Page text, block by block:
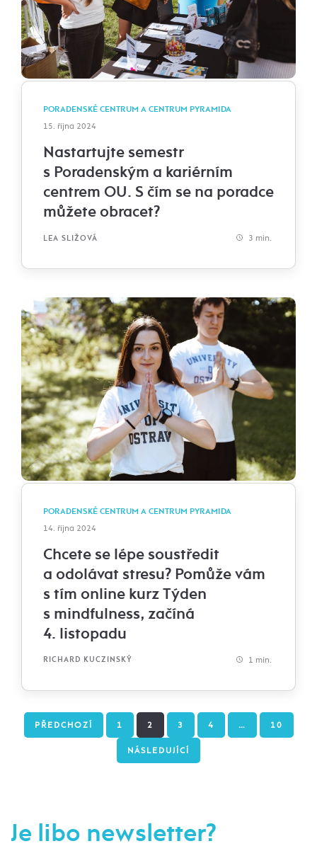
PORADENSKÉ CENTRUM A CENTRUM PYRAMIDA
15. října 2024
Nastartujte semestr
s Poradenským a kariérním
centrem OU. S čím se na poradce
můžete obracet?
LEA SLIŽOVÁ 3 min.
PORADENSKÉ CENTRUM A CENTRUM PYRAMIDA
14. října 2024
Chcete se lépe soustředit
a odolávat stresu? Pomůže vám
s tím online kurz Týden
s mindfulness, začíná
4. listopadu
RICHARD KUCZINSKÝ 1 min.
PŘEDCHOZÍ 1 2 3 4 … 10
NÁSLEDUJÍCÍ
Je libo newsletter?